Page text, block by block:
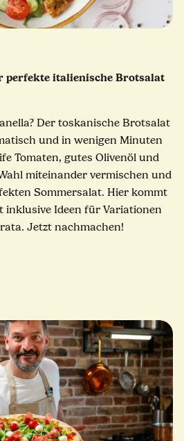
perfekte italienische Brotsalat
Der toskanische Brotsalat
und in wenigen Minuten
Tomaten, gutes Olivenöl und
miteinander vermischen und
Sommersalat. Hier kommt
inklusive Ideen für Variationen
Jetzt nachmachen!